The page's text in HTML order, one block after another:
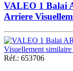
VALEO 1 Balai
Arriere
Réf.: 653706